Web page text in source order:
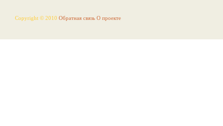
Copyright © 2010 Обратная связь О проекте